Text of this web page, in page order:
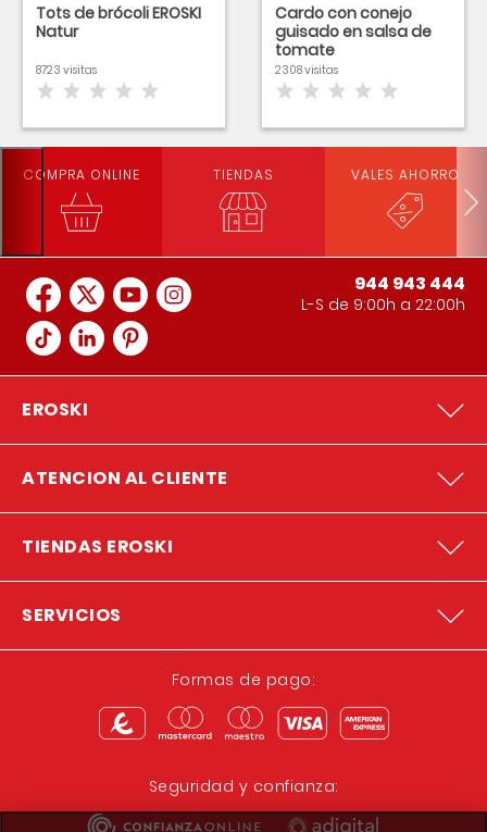
Tots de brócoli EROSKI
Natur
8723 visitas
Cardo con conejo
guisado en salsa de
tomate
2308 visitas
COMPRA ONLINE TIENDAS VALES AHORRO
944 943 444
L-S de 9:00h a 22:00h
EROSKI
ATENCION AL CLIENTE
TIENDAS EROSKI
SERVICIOS
Formas de pago:
Seguridad y confianza: